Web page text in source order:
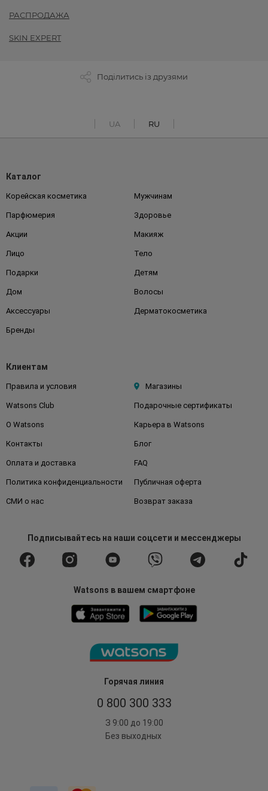
РАСПРОДАЖА
SKIN EXPERT
Поділитись із друзями
UA RU
Горячая линия
0 800 300 333
З 9:00 до 19:00
Без выходных
Каталог
Корейская косметика Мужчинам
Парфюмерия Здоровье
Акции Макияж
Лицо Тело
Подарки Детям
Дом Волосы
Аксессуары Дерматокосметика
Бренды
Клиентам
Правила и условия Магазины
Watsons Club Подарочные сертификаты
О Watsons Карьера в Watsons
Контакты Блог
Оплата и доставка FAQ
Политика конфиденциальности Публичная оферта
СМИ о нас Возврат заказа
Подписывайтесьна наши соцсети и мессенджеры
Watsons в вашем смартфоне